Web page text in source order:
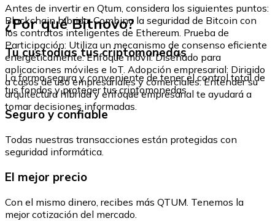
Antes de invertir en Qtum, considera los siguientes puntos:
Blockchain híbrida: Combina la seguridad de Bitcoin con
los contratos inteligentes de Ethereum. Prueba de
Participación: Utiliza un mecanismo de consenso eficiente
energéticamente. Enfoque móvil: Diseñado para
aplicaciones móviles e IoT. Adopción empresarial: Dirigido
a casos de uso empresariales y comerciales. Entender su
arquitectura híbrida y enfoque empresarial te ayudará a
tomar decisiones informadas.
¿Por qué Bitnovo?
Tu custodias tus criptomonedas
La forma segura y conveniente de tener el control total de
tus fondos y proteger tus criptomonedas.
Seguro y confiable
Todas nuestras transacciones están protegidas con
seguridad informática.
El mejor precio
Con el mismo dinero, recibes más QTUM. Tenemos la
mejor cotización del mercado.